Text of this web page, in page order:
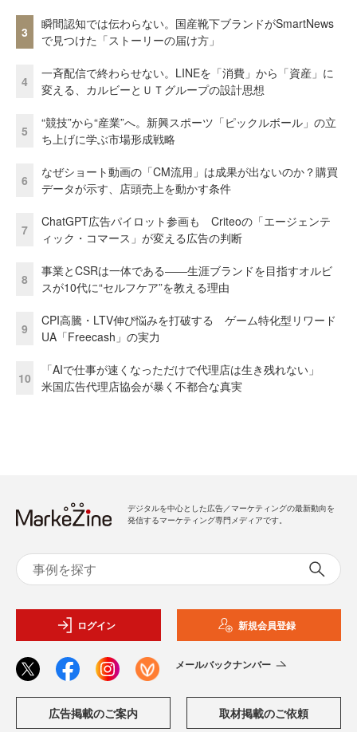
3
瞬間認知では伝わらない。国産靴下ブランドがSmartNews
で見つけた「ストーリーの届け方」
4
一斉配信で終わらせない。LINEを「消費」から「資産」に
変える、カルビーとＵＴグループの設計思想
5
“競技”から“産業”へ。新興スポーツ「ピックルボール」の立
ち上げに学ぶ市場形成戦略
6
なぜショート動画の「CM流用」は成果が出ないのか？購買
データが示す、店頭売上を動かす条件
7
ChatGPT広告パイロット参画も Criteoの「エージェンテ
ィック・コマース」が変える広告の判断
8
事業とCSRは一体である――生涯ブランドを目指すオルビ
スが10代に“セルフケア”を教える理由
9
CPI高騰・LTV伸び悩みを打破する ゲーム特化型リワード
UA「Freecash」の実力
10
「AIで仕事が速くなっただけで代理店は生き残れない」
米国広告代理店協会が暴く不都合な真実
デジタルを中心とした広告／マーケティングの最新動向を
発信するマーケティング専門メディアです。
ログイン 新規会員登録
メールバックナンバー
広告掲載のご案内 取材掲載のご依頼